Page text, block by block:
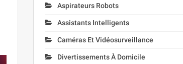
Aspirateurs Robots
Assistants Intelligents
Caméras Et Vidéosurveillance
Divertissements À Domicile